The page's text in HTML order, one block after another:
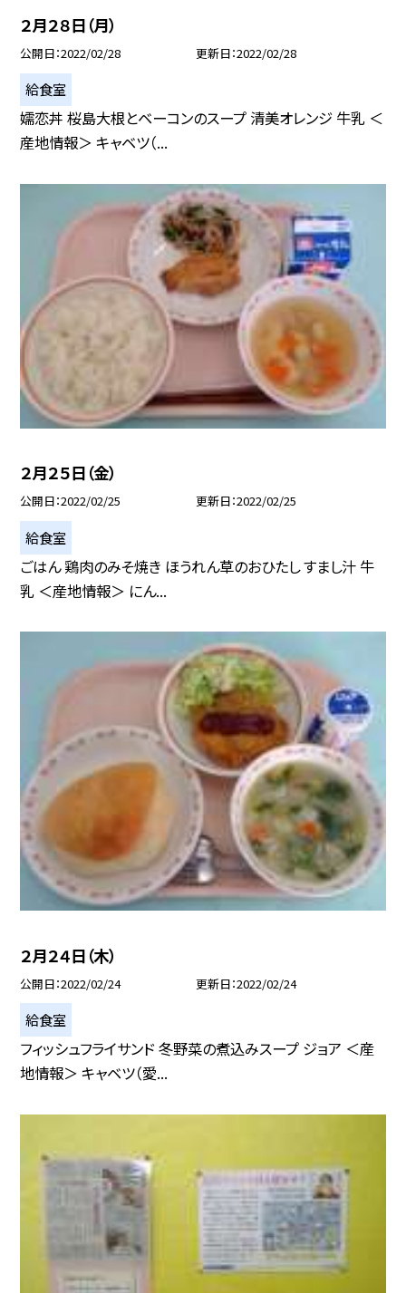
２月２８日（月）
公開日 2022/02/28 更新日 2022/02/28
給食室
嬬恋丼 桜島大根とベーコンのスープ 清美オレンジ 牛乳 ＜
産地情報＞ キャベツ（...
２月２５日（金）
公開日 2022/02/25 更新日 2022/02/25
給食室
ごはん 鶏肉のみそ焼き ほうれん草のおひたし すまし汁 牛
乳 ＜産地情報＞ にん...
２月２４日（木）
公開日 2022/02/24 更新日 2022/02/24
給食室
フィッシュフライサンド 冬野菜の煮込みスープ ジョア ＜産
地情報＞ キャベツ（愛...